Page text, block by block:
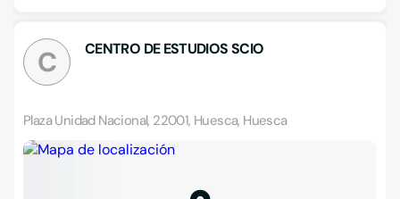
C CENTRO DE ESTUDIOS SCIO
Plaza Unidad Nacional, 22001, Huesca, Huesca